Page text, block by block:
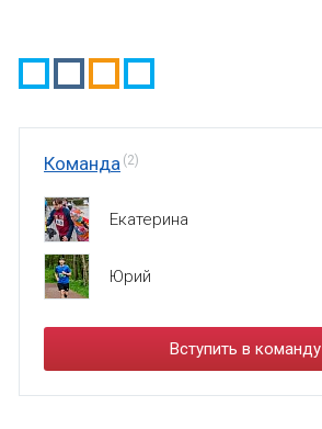
Команда (2)
Екатерина
Юрий
Вступить в команду